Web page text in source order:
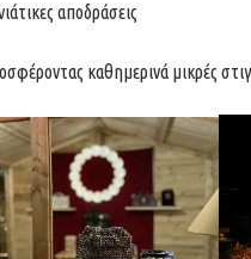
αποδράσεις
καθημερινά μικρές